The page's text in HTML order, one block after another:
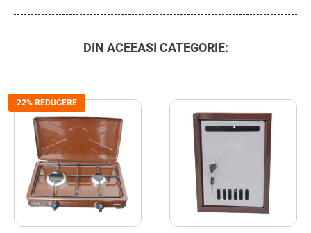
DIN ACEEASI CATEGORIE:
22% REDUCERE